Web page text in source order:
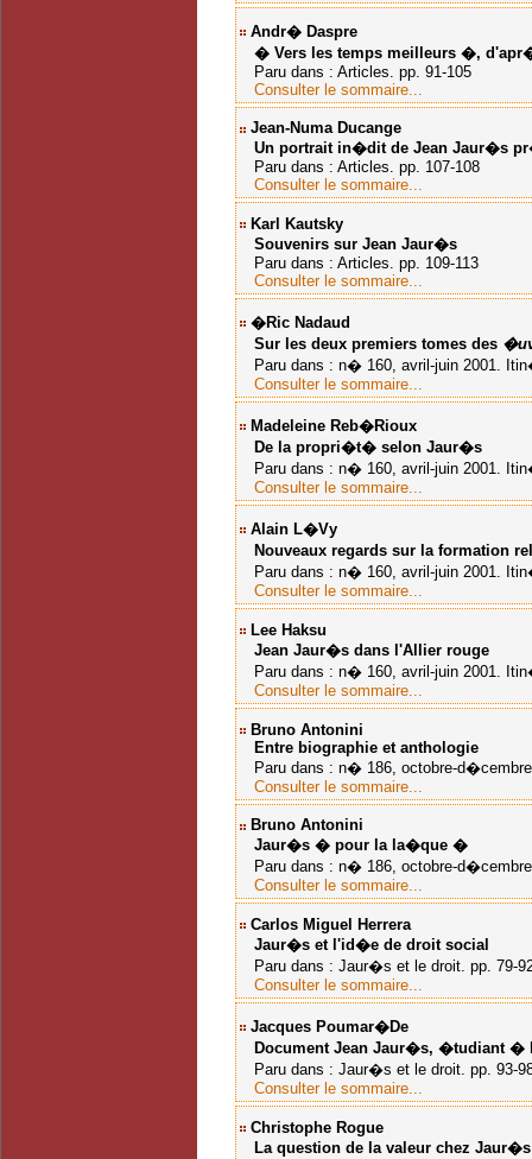
Andr� Daspre
� Vers les temps meilleurs �,
Paru dans : Articles. pp. 91-105
Consulter le sommaire...
Jean-Numa Ducange
Un portrait in�dit de Jean Jaur�s
Paru dans : Articles. pp. 107-108
Consulter le sommaire...
Karl Kautsky
Souvenirs sur Jean Jaur�s
Paru dans : Articles. pp. 109-113
Consulter le sommaire...
�ric Nadaud
Sur les deux premiers tomes des
Paru dans : n� 160, avril-juin 2001.
Consulter le sommaire...
Madeleine Reb�rioux
De la propri�t� selon Jaur�s
Paru dans : n� 160, avril-juin 2001.
Consulter le sommaire...
Alain L�vy
Nouveaux regards sur la formation
Paru dans : n� 160, avril-juin 2001.
Consulter le sommaire...
Lee Haksu
Jean Jaur�s dans l'Allier rouge
Paru dans : n� 160, avril-juin 2001.
Consulter le sommaire...
Bruno Antonini
Entre biographie et anthologie
Paru dans : n� 186, octobre-d�cembre
Consulter le sommaire...
Bruno Antonini
Jaur�s � pour la la�que �
Paru dans : n� 186, octobre-d�cembre
Consulter le sommaire...
Carlos Miguel Herrera
Jaur�s et l'id�e de droit social
Paru dans : Jaur�s et le droit. pp. 79-
Consulter le sommaire...
Jacques Poumar�de
Document Jean Jaur�s, �tudiant �
Paru dans : Jaur�s et le droit. pp. 93-
Consulter le sommaire...
Christophe Rogue
La question de la valeur chez Jaur�s